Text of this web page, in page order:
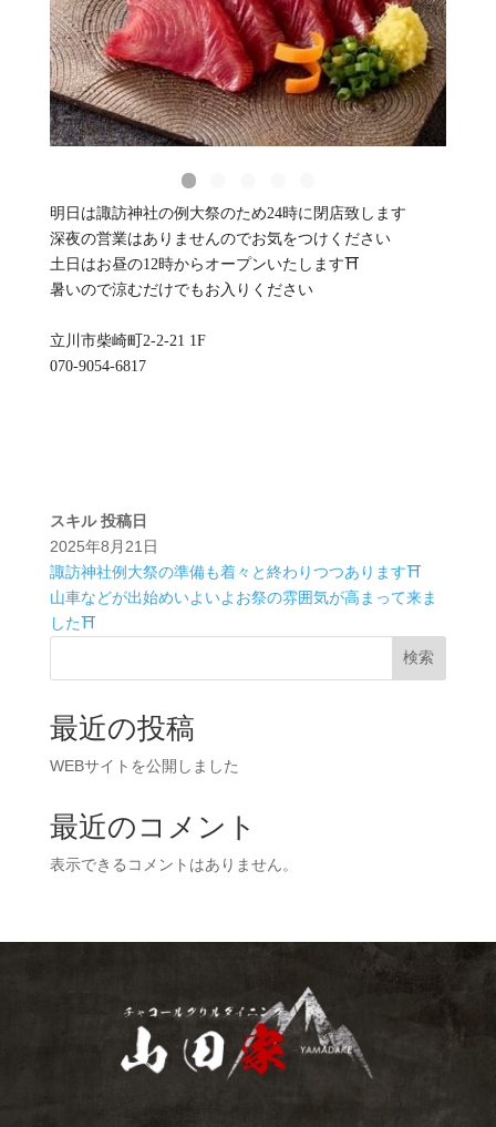
明日は諏訪神社の例大祭のため24時に閉店致します
深夜の営業はありませんのでお気をつけください
土日はお昼の12時からオープンいたします⛩️
暑いので涼むだけでもお入りください
立川市柴崎町2-2-21 1F
070-9054-6817
スキル 投稿日
2025年8月21日
諏訪神社例大祭の準備も着々と終わりつつあります⛩️
山車などが出始めいよいよお祭の雰囲気が高まって来ま
した⛩️
検索
最近の投稿
WEBサイトを公開しました
最近のコメント
表示できるコメントはありません。